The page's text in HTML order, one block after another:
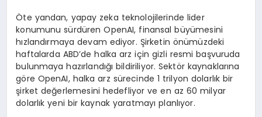
Öte yandan, yapay zeka teknolojilerinde lider
konumunu sürdüren OpenAI, finansal büyümesini
hızlandırmaya devam ediyor. Şirketin önümüzdeki
haftalarda ABD’de halka arz için gizli resmi başvuruda
bulunmaya hazırlandığı bildiriliyor. Sektör kaynaklarına
göre OpenAI, halka arz sürecinde 1 trilyon dolarlık bir
şirket değerlemesini hedefliyor ve en az 60 milyar
dolarlık yeni bir kaynak yaratmayı planlıyor.